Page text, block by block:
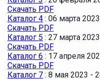
Скачать PDF
Каталог 4 : 06 марта
Скачать PDF
Каталог 5 : 27 марта
Скачать PDF
Каталог 6 : 17 апреля
Скачать PDF
Каталог 7 : 8 мая 2023 -